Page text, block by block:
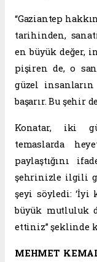
“Gaziantep
tarihinden,
en büyük değer,
pişiren de, o
güzel
başarır. Bu şehir
Konatar, iki
temaslarda
paylaştığını
şehrinizle ilgili
şeyi söyledi: ‘İyi
büyük mutluluk
ettiniz” şeklinde
MEHMET